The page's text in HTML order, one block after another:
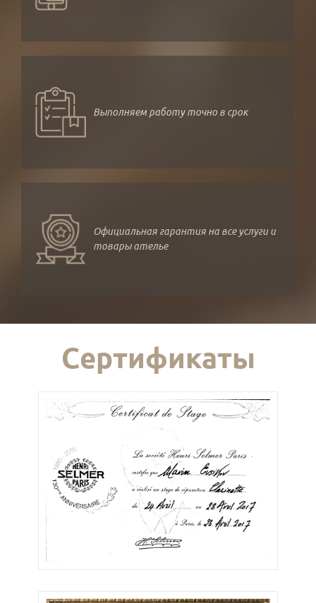
Выполняем работу точно в срок
Официальная гарантия на все услуги и
товары ателье
Сертификаты